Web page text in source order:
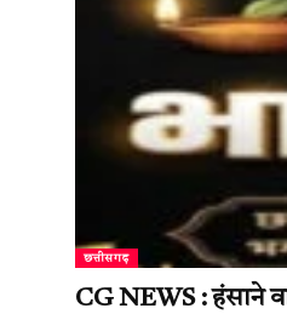
छत्तीसगढ़
CG NEWS : हंसाने